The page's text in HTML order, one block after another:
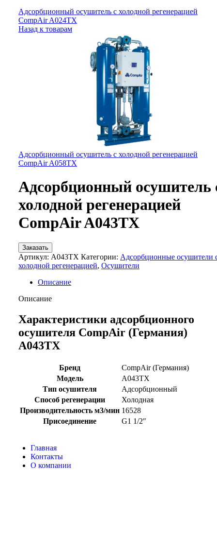
Адсорбционный осушитель c холодной регенерацией
CompAir A024TX
Назад к товарам
Адсорбционный осушитель c холодной регенерацией
CompAir A058TX
Адсорбционный осушитель
холодной регенерацией
CompAir A043TX
Заказать
Артикул: A043TX Категории: Адсорбционные осушители
холодной регенерацией, Осушители
Описание
Описание
Характеристики адсорбционного
осушителя CompAir (Германия)
A043TX
Бренд
CompAir (Германия)
Модель
A043TX
Тип осушителя
Адсорбционный
Способ регенерации
Холодная
Производительность м3/мин 16528
Присоединение
G1 1/2″
Главная
Контакты
О компании